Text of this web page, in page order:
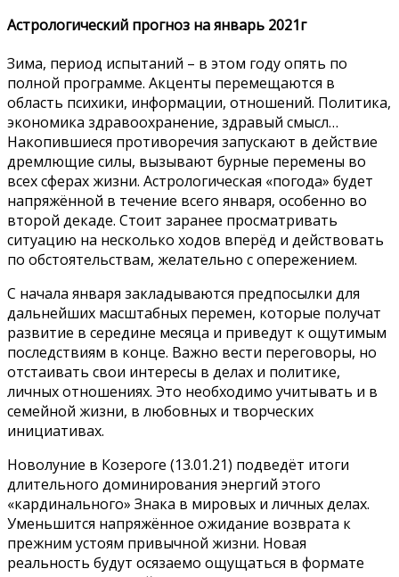
Астрологический прогноз на январь 2021г
Зима, период испытаний – в этом году опять по
полной программе. Акценты перемещаются в
область психики, информации, отношений. Политика,
экономика здравоохранение, здравый смысл…
Накопившиеся противоречия запускают в действие
дремлющие силы, вызывают бурные перемены во
всех сферах жизни. Астрологическая «погода» будет
напряжённой в течение всего января, особенно во
второй декаде. Стоит заранее просматривать
ситуацию на несколько ходов вперёд и действовать
по обстоятельствам, желательно с опережением.
С начала января закладываются предпосылки для
дальнейших масштабных перемен, которые получат
развитие в середине месяца и приведут к ощутимым
последствиям в конце. Важно вести переговоры, но
отстаивать свои интересы в делах и политике,
личных отношениях. Это необходимо учитывать и в
семейной жизни, в любовных и творческих
инициативах.
Новолуние в Козероге (13.01.21) подведёт итоги
длительного доминирования энергий этого
«кардинального» Знака в мировых и личных делах.
Уменьшится напряжённое ожидание возврата к
прежним устоям привычной жизни. Новая
реальность будут осязаемо ощущаться в формате